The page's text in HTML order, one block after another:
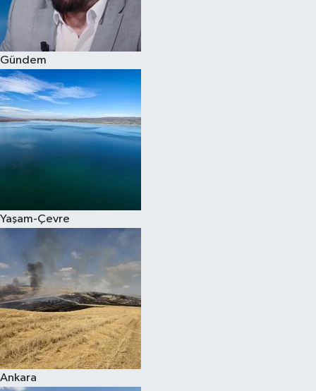
Gündem
Yaşam-Çevre
Ankara
Spor
Burç Yorumları
Çocuk
Eğitim
Kim kimdir?
Kültür Sanat
Sağlık
Siyaset
Teknoloji